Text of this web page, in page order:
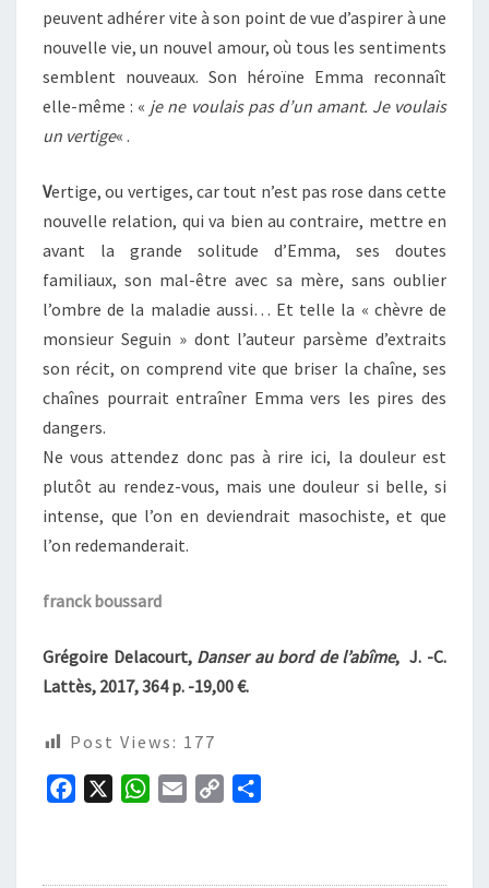
peuvent adhérer vite à son point de vue d’aspirer à une
nouvelle vie, un nouvel amour, où tous les sentiments
semblent nouveaux. Son héroïne Emma reconnaît
elle-même : « je ne voulais pas d’un amant. Je voulais
un vertige« .
Vertige, ou vertiges, car tout n’est pas rose dans cette
nouvelle relation, qui va bien au contraire, mettre en
avant la grande solitude d’Emma, ses doutes
familiaux, son mal-être avec sa mère, sans oublier
l’ombre de la maladie aussi… Et telle la « chèvre de
monsieur Seguin » dont l’auteur parsème d’extraits
son récit, on comprend vite que briser la chaîne, ses
chaînes pourrait entraîner Emma vers les pires des
dangers.
Ne vous attendez donc pas à rire ici, la douleur est
plutôt au rendez-vous, mais une douleur si belle, si
intense, que l’on en deviendrait masochiste, et que
l’on redemanderait.
franck boussard
Grégoire Delacourt, Danser au bord de l’abîme, J. -C.
Lattès, 2017, 364 p. -19,00 €.
Post Views: 177
W